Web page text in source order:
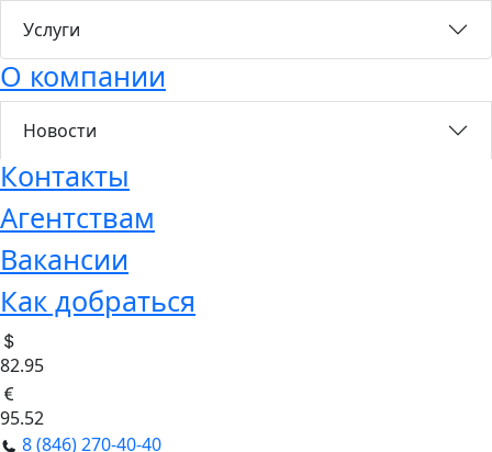
Услуги
О компании
Новости
Контакты
Агентствам
Вакансии
Как добраться
82.95
95.52
8 (846) 270-40-40